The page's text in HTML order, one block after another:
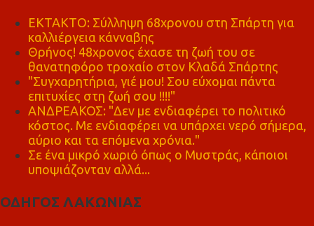
ΕΚΤΑΚΤΟ: Σύλληψη 68χρονου στη Σπάρτη για
καλλιέργεια κάνναβης
Θρήνος! 48χρονος έχασε τη ζωή του σε
θανατηφόρο τροχαίο στον Κλαδά Σπάρτης
"Συγχαρητήρια, γιέ μου! Σου εύχομαι πάντα
επιτυχίες στη ζωή σου !!!!"
ΑΝΔΡΕΑΚΟΣ: "Δεν με ενδιαφέρει το πολιτικό
κόστος. Με ενδιαφέρει να υπάρχει νερό σήμερα,
αύριο και τα επόμενα χρόνια."
Σε ένα μικρό χωριό όπως ο Μυστράς, κάποιοι
υποψιάζονταν αλλά...
ΟΔΗΓΟΣ ΛΑΚΩΝΙΑΣ